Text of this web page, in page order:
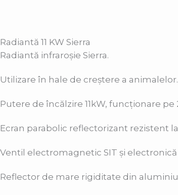
Radiantă 11 KW Sierra
Radiantă infraroșie Sierra.
Utilizare în hale de creștere a animalelor.
Putere de încălzire 11kW, funcționare
Ecran parabolic reflectorizant rezistent
Ventil electromagnetic SIT și
Reflector de mare rigiditate din